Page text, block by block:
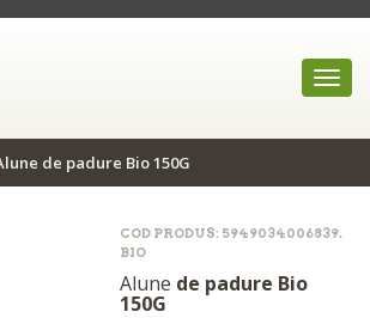
de padure Bio 150G
COD PRODUS: 5949034006839.
BIO
Alune de padure Bio
150G